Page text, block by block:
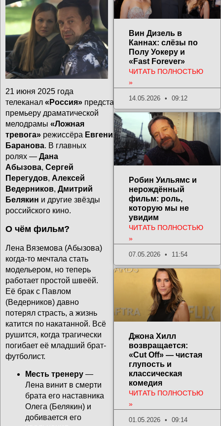
21 июня 2025 года
телеканал «Россия» представит
премьеру драматической
мелодрамы «Ложная
тревога» режиссёра Евгения
Баранова. В главных
ролях — Дана
Абызова, Сергей
Перегудов, Алексей
Ведерников, Дмитрий
Белякин и другие звёзды
российского кино.
О чём фильм?
Лена Вяземова (Абызова)
когда-то мечтала стать
модельером, но теперь
работает простой швеёй.
Её брак с Павлом
(Ведерников) давно
потерял страсть, а жизнь
катится по накатанной. Всё
рушится, когда трагически
погибает её младший брат-
футболист.
Месть тренеру —
Лена винит в смерти
брата его наставника
Олега (Белякин) и
добивается его
Вин Дизель в
Каннах: слёзы по
Полу Уокеру и
«Fast Forever»
ЧИТАТЬ ПОЛНОСТЬЮ
»
14.05.2026 09:12
Робин Уильямс и
нерождённый
фильм: роль,
которую мы не
увидим
ЧИТАТЬ ПОЛНОСТЬЮ
»
07.05.2026 11:54
Джона Хилл
возвращается:
«Cut Off» — чистая
глупость и
классическая
комедия
ЧИТАТЬ ПОЛНОСТЬЮ
»
01.05.2026 09:14